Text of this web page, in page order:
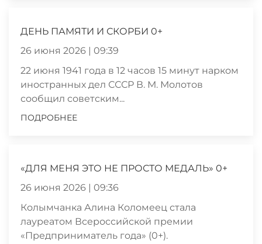
ДЕНЬ ПАМЯТИ И СКОРБИ 0+
26 июня 2026 | 09:39
22 июня 1941 года в 12 часов 15 минут нарком
иностранных дел СССР В. М. Молотов
сообщил советским...
ПОДРОБНЕЕ
«ДЛЯ МЕНЯ ЭТО НЕ ПРОСТО МЕДАЛЬ» 0+
26 июня 2026 | 09:36
Колымчанка Алина Коломеец стала
лауреатом Всероссийской премии
«Предприниматель года» (0+).